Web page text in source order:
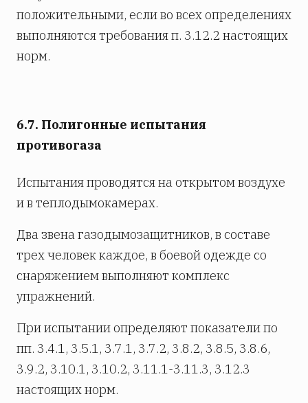
положительными, если во всех определениях
выполняются требования п. 3.12.2 настоящих
норм.
6.7. Полигонные испытания
противогаза
Испытания проводятся на открытом воздухе
и в теплодымокамерах.
Два звена газодымозащитников, в составе
трех человек каждое, в боевой одежде со
снаряжением выполняют комплекс
упражнений.
При испытании определяют показатели по
пп. 3.4.1, 3.5.1, 3.7.1, 3.7.2, 3.8.2, 3.8.5, 3.8.6,
3.9.2, 3.10.1, 3.10.2, 3.11.1-3.11.3, 3.12.3
настоящих норм.